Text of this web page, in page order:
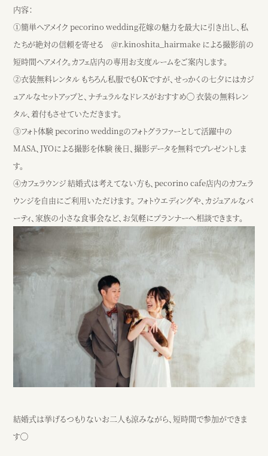
内容：
①簡単ヘアメイク pecorino wedding花嫁の魅力を最大に引き出し、私
たちが絶対の信頼を寄せる @r.kinoshita_hairmake による撮影前の
短時間ヘアメイク。カフェ店内の専用お支度ルームをご案内します。
②衣装無料レンタル もちろん私服でもOKですが、せっかくの七夕にはカジ
ュアルなセットアップと、ナチュラルなドレスがおすすめ◯ 衣装の無料レン
タル、着付もさせていただきます。
③フォト体験 pecorino weddingのフォトグラファーとして活躍中の
MASA、JYOによる撮影を体験 後日、撮影データを無料でプレゼントしま
す。
④カフェラウンジ 結婚式は考えてない方も、pecorino cafe店内のカフェラ
ウンジを自由にご利用いただけます。 フォトウエディングや、カジュアルなパ
ーティ、家族の小さな食事会など、お気軽にプランナーへ相談できます。
結婚式は挙げるつもりないお二人も涼みながら、短時間で参加ができま
す◯